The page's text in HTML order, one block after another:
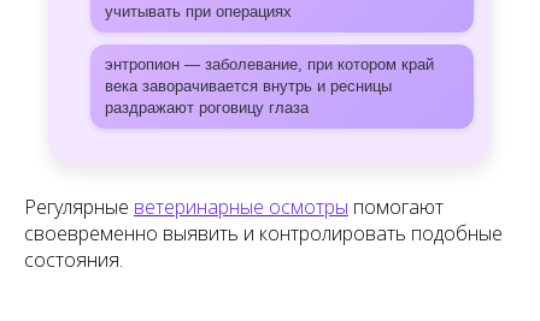
учитывать при операциях
энтропион — заболевание, при котором край
века заворачивается внутрь и ресницы
раздражают роговицу глаза
Регулярные ветеринарные осмотры помогают
своевременно выявить и контролировать подобные
состояния.